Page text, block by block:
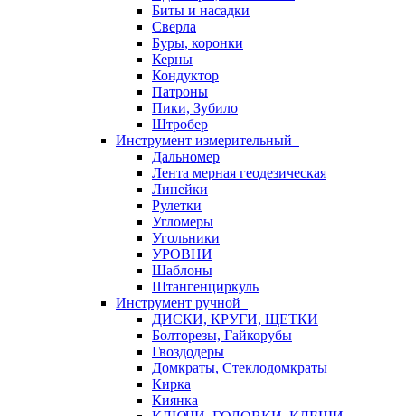
Биты и насадки
Сверла
Буры, коронки
Керны
Кондуктор
Патроны
Пики, Зубило
Штробер
Инструмент измерительный
Дальномер
Лента мерная геодезическая
Линейки
Рулетки
Угломеры
Угольники
УРОВНИ
Шаблоны
Штангенциркуль
Инструмент ручной
ДИСКИ, КРУГИ, ЩЕТКИ
Болторезы, Гайкорубы
Гвоздодеры
Домкраты, Стеклодомкраты
Кирка
Киянка